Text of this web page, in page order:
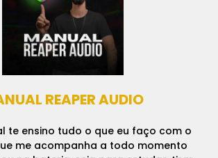
REAPER AUDIO
te ensino tudo o que eu faço com o
me acompanha a todo momento